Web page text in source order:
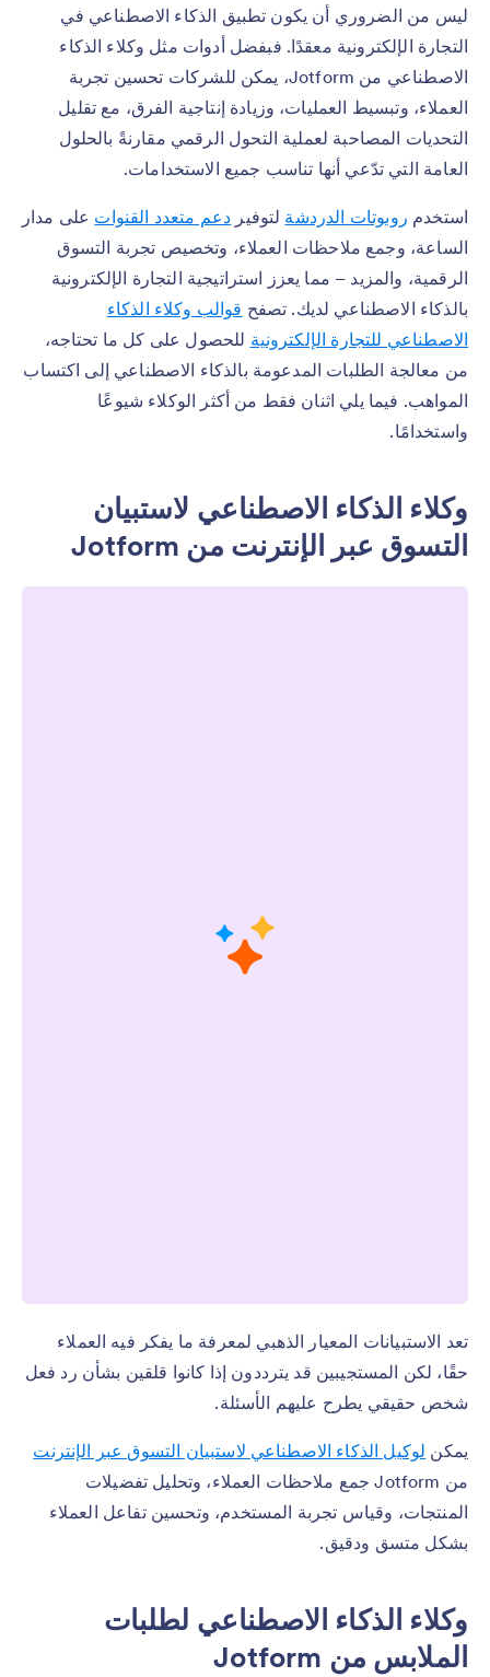
ليس من الضروري أن يكون تطبيق الذكاء الاصطناعي في
التجارة الإلكترونية معقدًا. فبفضل أدوات مثل وكلاء الذكاء
الاصطناعي من Jotform، يمكن للشركات تحسين تجربة
العملاء، وتبسيط العمليات، وزيادة إنتاجية الفرق، مع تقليل
التحديات المصاحبة لعملية التحول الرقمي مقارنةً بالحلول
العامة التي تدّعي أنها تناسب جميع الاستخدامات.
استخدم روبوتات الدردشة لتوفير دعم متعدد القنوات على مدار
الساعة، وجمع ملاحظات العملاء، وتخصيص تجربة التسوق
الرقمية، والمزيد – مما يعزز استراتيجية التجارة الإلكترونية
بالذكاء الاصطناعي لديك. تصفح قوالب وكلاء الذكاء
الاصطناعي للتجارة الإلكترونية للحصول على كل ما تحتاجه،
من معالجة الطلبات المدعومة بالذكاء الاصطناعي إلى اكتساب
المواهب. فيما يلي اثنان فقط من أكثر الوكلاء شيوعًا
واستخدامًا.
وكلاء الذكاء الاصطناعي لاستبيان
التسوق عبر الإنترنت من Jotform
تعد الاستبيانات المعيار الذهبي لمعرفة ما يفكر فيه العملاء
حقًا، لكن المستجيبين قد يترددون إذا كانوا قلقين بشأن رد فعل
شخص حقيقي يطرح عليهم الأسئلة.
يمكن لوكيل الذكاء الاصطناعي لاستبيان التسوق عبر الإنترنت
من Jotform جمع ملاحظات العملاء، وتحليل تفضيلات
المنتجات، وقياس تجربة المستخدم، وتحسين تفاعل العملاء
بشكل متسق ودقيق.
وكلاء الذكاء الاصطناعي لطلبات
الملابس من Jotform